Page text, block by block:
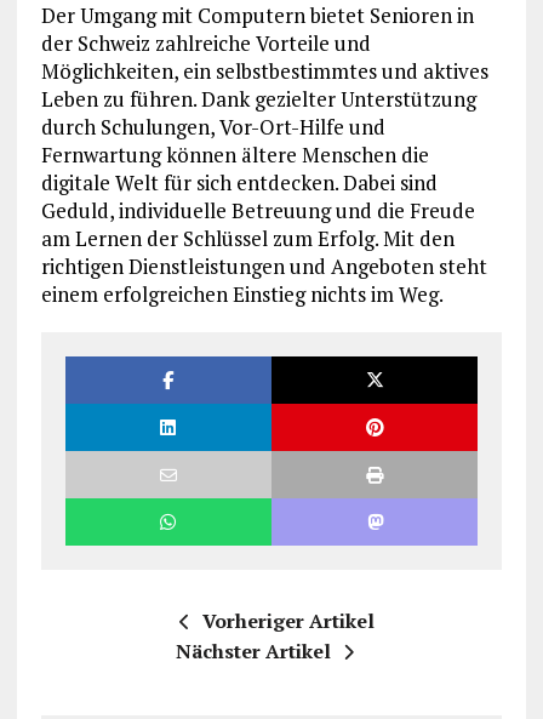
Der Umgang mit Computern bietet Senioren in
der Schweiz zahlreiche Vorteile und
Möglichkeiten, ein selbstbestimmtes und aktives
Leben zu führen. Dank gezielter Unterstützung
durch Schulungen, Vor-Ort-Hilfe und
Fernwartung können ältere Menschen die
digitale Welt für sich entdecken. Dabei sind
Geduld, individuelle Betreuung und die Freude
am Lernen der Schlüssel zum Erfolg. Mit den
richtigen Dienstleistungen und Angeboten steht
einem erfolgreichen Einstieg nichts im Weg.
Vorheriger Artikel
Nächster Artikel